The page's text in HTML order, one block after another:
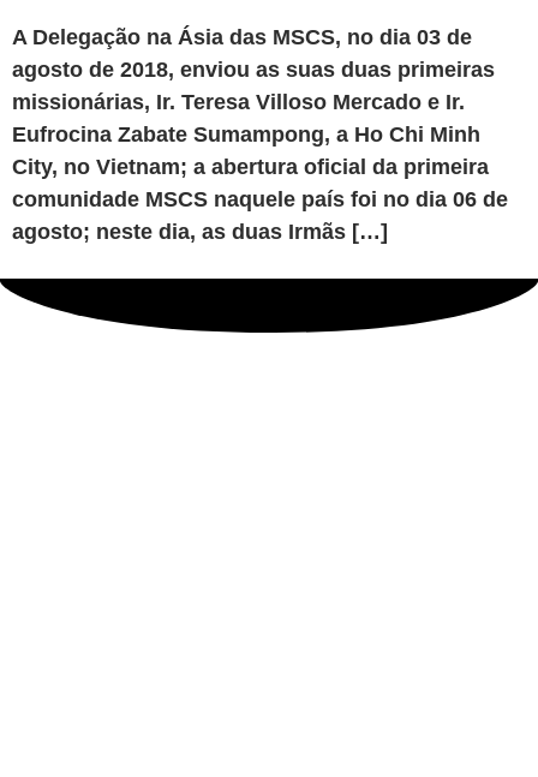
A Delegação na Ásia das MSCS, no dia 03 de
agosto de 2018, enviou as suas duas primeiras
missionárias, Ir. Teresa Villoso Mercado e Ir.
Eufrocina Zabate Sumampong, a Ho Chi Minh
City, no Vietnam; a abertura oficial da primeira
comunidade MSCS naquele país foi no dia 06 de
agosto; neste dia, as duas Irmãs […]